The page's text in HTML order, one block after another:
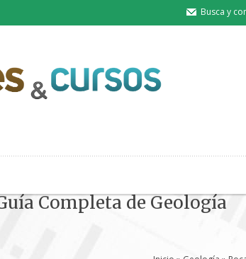
Busca y
Completa de Geología